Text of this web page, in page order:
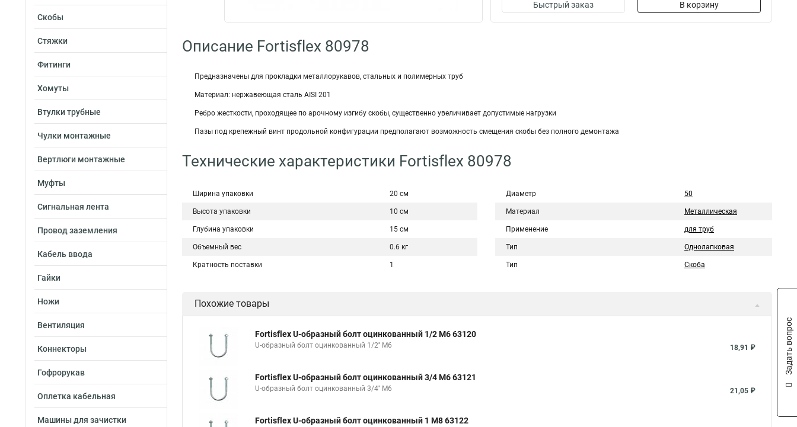
Скобы
Стяжки
Фитинги
Хомуты
Втулки трубные
Чулки монтажные
Вертлюги монтажные
Муфты
Сигнальная лента
Провод заземления
Кабель ввода
Гайки
Ножи
Вентиляция
Коннекторы
Гофрорукав
Оплетка кабельная
Машины для зачистки
Быстрый заказ В корзину
Описание Fortisflex 80978
Предназначены для прокладки металлорукавов, стальных и полимерных труб
Материал: нержавеющая сталь AISI 201
Ребро жесткости, проходящее по арочному изгибу скобы, существенно увеличивает допустимые нагрузки
Пазы под крепежный винт продольной конфигурации предполагают возможность смещения скобы без полного демонтажа
Технические характеристики Fortisflex 80978
Ширина упаковки 20 см
Высота упаковки 10 см
Глубина упаковки 15 см
Объемный вес 0.6 кг
Кратность поставки 1
Диаметр 50
Материал Металлическая
Применение для труб
Тип Однолапковая
Тип Скоба
Похожие товары
Fortisflex U-образный болт оцинкованный 1/2 М6 63120
U-образный болт оцинкованный 1/2'' М6 18,91 ₽
Fortisflex U-образный болт оцинкованный 3/4 М6 63121
U-образный болт оцинкованный 3/4'' М6 21,05 ₽
Fortisflex U-образный болт оцинкованный 1 М8 63122
Задать вопрос